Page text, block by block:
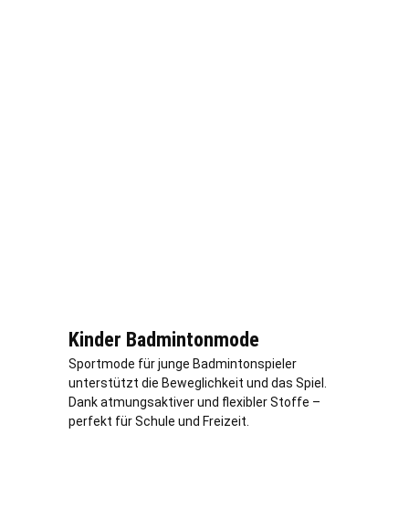
Kinder Badmintonmode
Sportmode für junge Badmintonspieler
unterstützt die Beweglichkeit und das Spiel.
Dank atmungsaktiver und flexibler Stoffe –
perfekt für Schule und Freizeit.